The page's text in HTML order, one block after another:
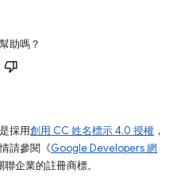
助嗎？
採用創用 CC 姓名標示 4.0 授權 ，
請參閱《Google Developers 網
企業的註冊商標。